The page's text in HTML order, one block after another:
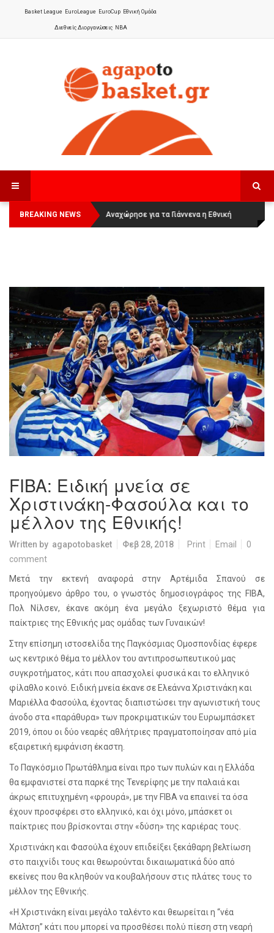
Basket League EuroLeague EuroCup Εθνική Ομάδα
Διεθνείς Διοργανώσεις NBA
BREAKING NEWS
Οι Πάνθηρες Καβάλας στην Women
Basketball League 1
Αναχώρησε για τα Γιάννενα η Εθνική
Γυναικών:
FIBA: Ειδική μνεία σε
Χριστινάκη-Φασούλα και το
μέλλον της Εθνικής!
Written by agapotobasket Φεβ 28, 2018 Print Email
0
comment
Μετά την εκτενή αναφορά στην Αρτέμιδα Σπανού σε
προηγούμενο άρθρο του, ο γνωστός δημοσιογράφος της FIBA,
Πολ Νίλσεν, έκανε ακόμη ένα μεγάλο ξεχωριστό θέμα για
παίκτριες της Εθνικής μας ομάδας των Γυναικών!
Στην επίσημη ιστοσελίδα της Παγκόσμιας Ομοσπονδίας έφερε
ως κεντρικό θέμα το μέλλον του αντιπροσωπευτικού μας
συγκροτήματος, κάτι που απασχολεί φυσικά και το ελληνικό
φίλαθλο κοινό. Ειδική μνεία έκανε σε Ελεάννα Χριστινάκη και
Μαριέλλα Φασούλα, έχοντας διαπιστώσει την αγωνιστική τους
άνοδο στα «παράθυρα» των προκριματικών του Ευρωμπάσκετ
2019, όπου οι δύο νεαρές αθλήτριες πραγματοποίησαν από μία
εξαιρετική εμφάνιση έκαστη.
Το Παγκόσμιο Πρωτάθλημα είναι προ των πυλών και η Ελλάδα
θα εμφανιστεί στα παρκέ της Τενερίφης με την παλαιά και
άκρως επιτυχημένη «φρουρά», με την FIBAνα επαινεί τα όσα
έχουν προσφέρει στο ελληνικό, και όχι μόνο, μπάσκετ οι
παίκτριες που βρίσκονται στην «δύση» της καριέρας τους.
Χριστινάκη και Φασούλα έχουν επιδείξει ξεκάθαρη βελτίωση
στο παιχνίδι τους και θεωρούνται δικαιωματικά δύο από
εκείνες που θα κληθούν να κουβαλήσουν στις πλάτες τους το
μέλλον της Εθνικής.
«Η Χριστινάκη είναι μεγάλο ταλέντο και θεωρείται η “νέα
Μάλτση” κάτι που μπορεί να προσθέσει πολύ πίεση στη νεαρή